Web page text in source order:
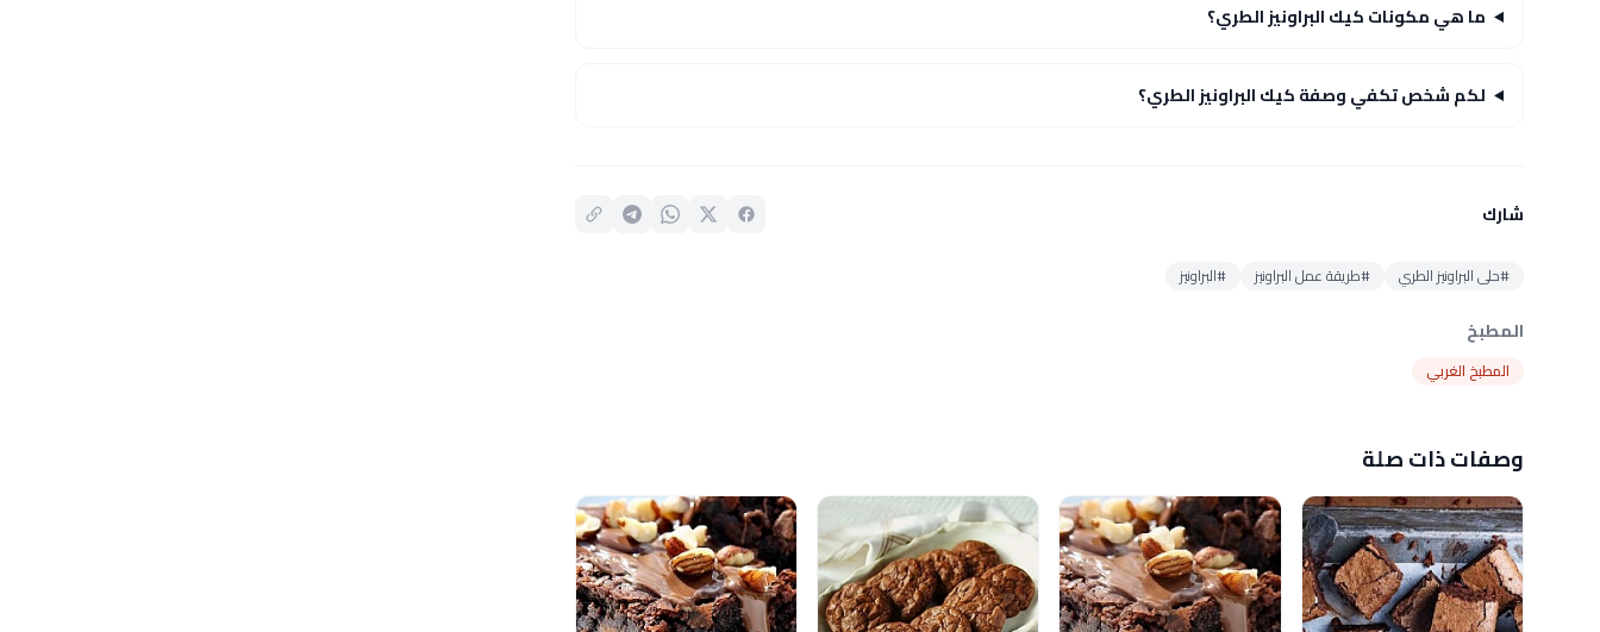
ما هي مكونات كيك البراونيز الطري؟
لكم شخص تكفي وصفة كيك البراونيز الطري؟
شارك
#حلى البراونيز الطري #طريقة عمل البراونيز #البراونيز
المطبخ
المطبخ الغربي
وصفات ذات صلة